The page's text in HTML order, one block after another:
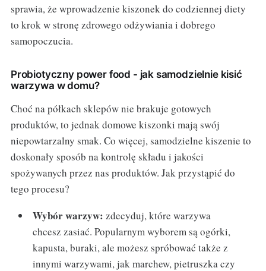
sprawia, że wprowadzenie kiszonek do codziennej diety
to krok w stronę zdrowego odżywiania i dobrego
samopoczucia.
Probiotyczny power food - jak samodzielnie kisić
warzywa w domu?
Choć na półkach sklepów nie brakuje gotowych
produktów, to jednak domowe kiszonki mają swój
niepowtarzalny smak. Co więcej, samodzielne kiszenie to
doskonały sposób na kontrolę składu i jakości
spożywanych przez nas produktów. Jak przystąpić do
tego procesu?
Wybór warzyw: zdecyduj, które warzywa
chcesz zasiać. Popularnym wyborem są ogórki,
kapusta, buraki, ale możesz spróbować także z
innymi warzywami, jak marchew, pietruszka czy